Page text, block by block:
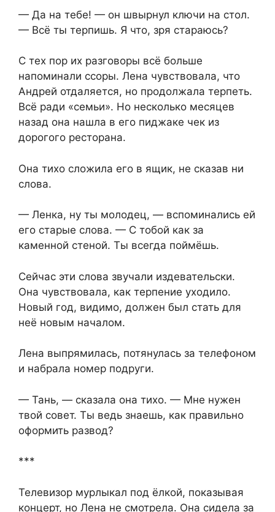
— Да на тебе! — он швырнул ключи на стол.
— Всё ты терпишь. Я что, зря стараюсь?
С тех пор их разговоры всё больше
напоминали ссоры. Лена чувствовала, что
Андрей отдаляется, но продолжала терпеть.
Всё ради «семьи». Но несколько месяцев
назад она нашла в его пиджаке чек из
дорогого ресторана.
Она тихо сложила его в ящик, не сказав ни
слова.
— Ленка, ну ты молодец, — вспоминались ей
его старые слова. — С тобой как за
каменной стеной. Ты всегда поймёшь.
Сейчас эти слова звучали издевательски.
Она чувствовала, как терпение уходило.
Новый год, видимо, должен был стать для
неё новым началом.
Лена выпрямилась, потянулась за телефоном
и набрала номер подруги.
— Тань, — сказала она тихо. — Мне нужен
твой совет. Ты ведь знаешь, как правильно
оформить развод?
***
Телевизор мурлыкал под ёлкой, показывая
концерт, но Лена не смотрела. Она сидела за